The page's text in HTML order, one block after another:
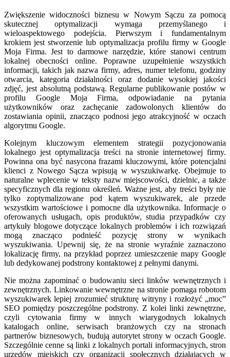
Zwiększenie widoczności biznesu w Nowym Sączu za pomocą
skutecznej optymalizacji wymaga przemyślanego i
wieloaspektowego podejścia. Pierwszym i fundamentalnym
krokiem jest stworzenie lub optymalizacja profilu firmy w Google
Moja Firma. Jest to darmowe narzędzie, które stanowi centrum
lokalnej obecności online. Poprawne uzupełnienie wszystkich
informacji, takich jak nazwa firmy, adres, numer telefonu, godziny
otwarcia, kategoria działalności oraz dodanie wysokiej jakości
zdjęć, jest absolutną podstawą. Regularne publikowanie postów w
profilu Google Moja Firma, odpowiadanie na pytania
użytkowników oraz zachęcanie zadowolonych klientów do
zostawiania opinii, znacząco podnosi jego atrakcyjność w oczach
algorytmu Google.
Kolejnym kluczowym elementem strategii pozycjonowania
lokalnego jest optymalizacja treści na stronie internetowej firmy.
Powinna ona być nasycona frazami kluczowymi, które potencjalni
klienci z Nowego Sącza wpisują w wyszukiwarkę. Obejmuje to
naturalne wplecenie w teksty nazw miejscowości, dzielnic, a także
specyficznych dla regionu określeń. Ważne jest, aby treści były nie
tylko zoptymalizowane pod kątem wyszukiwarek, ale przede
wszystkim wartościowe i pomocne dla użytkownika. Informacje o
oferowanych usługach, opis produktów, studia przypadków czy
artykuły blogowe dotyczące lokalnych problemów i ich rozwiązań
mogą znacząco podnieść pozycję strony w wynikach
wyszukiwania. Upewnij się, że na stronie wyraźnie zaznaczono
lokalizację firmy, na przykład poprzez umieszczenie mapy Google
lub dedykowanej podstrony kontaktowej z pełnymi danymi.
Nie można zapominać o budowaniu sieci linków wewnętrznych i
zewnętrznych. Linkowanie wewnętrzne na stronie pomaga robotom
wyszukiwarek lepiej zrozumieć strukturę witryny i rozłożyć „moc”
SEO pomiędzy poszczególne podstrony. Z kolei linki zewnętrzne,
czyli cytowania firmy w innych wiarygodnych lokalnych
katalogach online, serwisach branżowych czy na stronach
partnerów biznesowych, budują autorytet strony w oczach Google.
Szczególnie cenne są linki z lokalnych portali informacyjnych, stron
urzędów miejskich czy organizacji społecznych działających w